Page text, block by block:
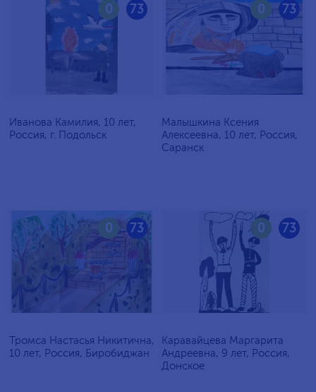
73
0
Иванова Камилия, 10 лет,
Россия, г. Подольск
73
0
Малышкина Ксения
Алексеевна, 10 лет, Россия,
Саранск
73
0
Тромса Настасья Никитична,
10 лет, Россия, Биробиджан
73
0
Каравайцева Маргарита
Андреевна, 9 лет, Россия,
Донское